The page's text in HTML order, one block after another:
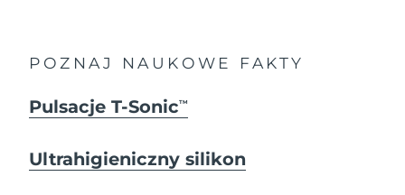
POZNAJ NAUKOWE FAKTY
Pulsacje T-SonicTM
Ultrahigieniczny silikon